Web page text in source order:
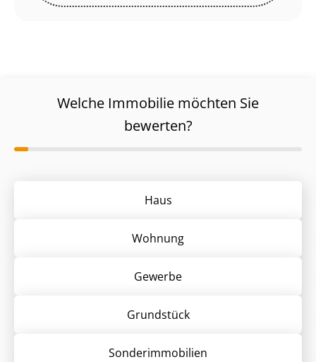
Welche Immobilie möchten Sie
bewerten?
Haus
Wohnung
Gewerbe
Grund­stück
Sonder­immobilien